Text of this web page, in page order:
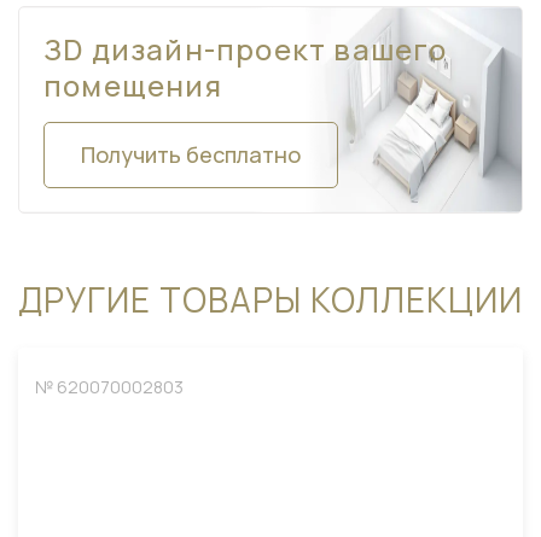
ЗD дизайн-проект вашего
помещения
Получить бесплатно
ДРУГИЕ ТОВАРЫ КОЛЛЕКЦИИ
№ 620070002803